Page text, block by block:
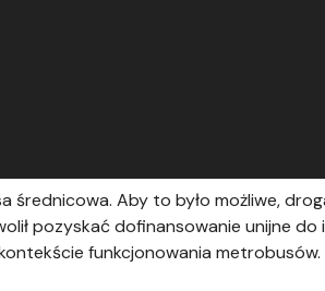
Aby to było możliwe,
pozyskać dofinansowanie unijne
funkcjonowania